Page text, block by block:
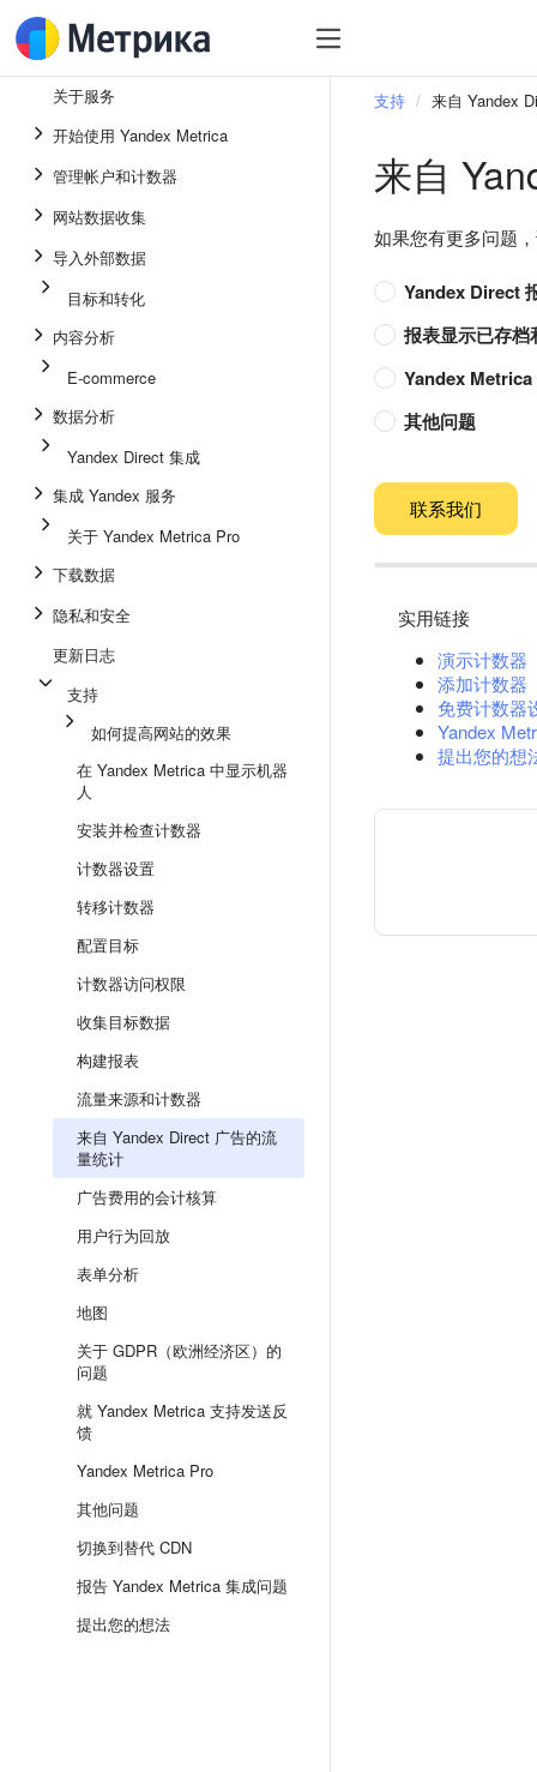
关于服务
开始使用 Yandex Metrica
管理帐户和计数器
网站数据收集
导入外部数据
目标和转化
内容分析
E-commerce
数据分析
Yandex Direct 集成
集成 Yandex 服务
关于 Yandex Metrica Pro
下载数据
隐私和安全
更新日志
支持
如何提高网站的效果
在 Yandex Metrica 中显示机器
人
安装并检查计数器
计数器设置
转移计数器
配置目标
计数器访问权限
收集目标数据
构建报表
流量来源和计数器
来自 Yandex Direct 广告的流
量统计
广告费用的会计核算
用户行为回放
表单分析
地图
关于 GDPR（欧洲经济区）的
问题
就 Yandex Metrica 支持发送反
馈
Yandex Metrica Pro
其他问题
切换到替代 CDN
报告 Yandex Metrica 集成问题
提出您的想法
支持 来自 Yandex
来自
如果您有更多问题
Yandex Direct
报表显示已存
Yandex
其他问题
联系我们
实用链接
演示计数器
添加计数器
免费计数器
Yandex
提出您的想